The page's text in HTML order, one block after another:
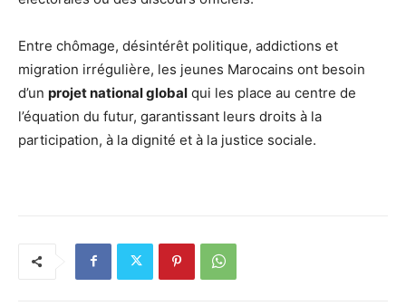
Entre chômage, désintérêt politique, addictions et
migration irrégulière, les jeunes Marocains ont besoin
d’un projet national global qui les place au centre de
l’équation du futur, garantissant leurs droits à la
participation, à la dignité et à la justice sociale.